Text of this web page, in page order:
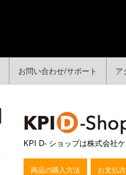
お問い合わせ/サポート ア
KPI D- ショップは株式会社
商品の購入方法 お支払